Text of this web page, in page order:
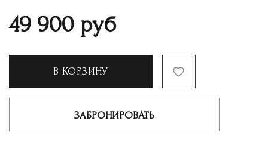
49 900 руб
В КОРЗИНУ
ЗАБРОНИРОВАТЬ